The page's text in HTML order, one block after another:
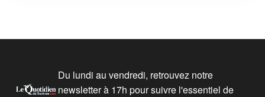
Du lundi au vendredi, retrouvez notre
newsletter à 17h pour suivre l'essentiel de